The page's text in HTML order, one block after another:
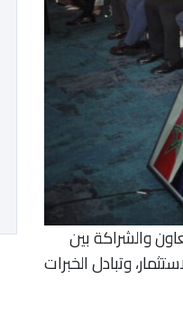
والشراكة بين
وتبادل الخبرات